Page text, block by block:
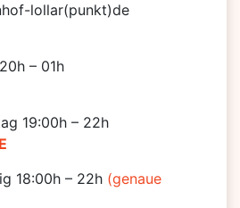
lollar(punkt)de
– 01h
19:00h – 22h
18:00h – 22h (genaue